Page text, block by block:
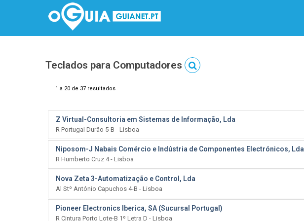
Teclados para Computadores
1 a 20 de 37 resultados
Z Virtual-Consultoria em Sistemas de Informação, Lda
R Portugal Durão 5-B - Lisboa
Niposom-J Nabais Comércio e Indústria de Componentes Electrónicos, Lda
R Humberto Cruz 4 - Lisboa
Nova Zeta 3-Automatização e Control, Lda
Al Stº António Capuchos 4-B - Lisboa
Pioneer Electronics Iberica, SA (Sucursal Portugal)
R Cintura Porto Lote-B 1º Letra D - Lisboa